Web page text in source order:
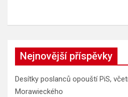
Nejnovější příspěvky
Desítky poslanců opouští PiS,
Morawieckého